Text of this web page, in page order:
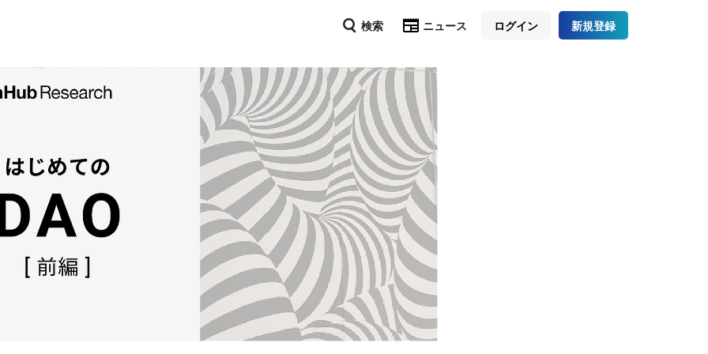
検索 ニュース ログイン 新規登録